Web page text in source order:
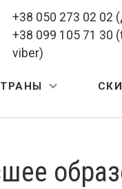
+38 050 273 02 02
+38 099 105 71 30
viber)